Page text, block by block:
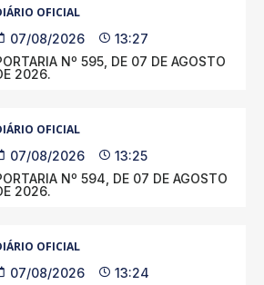
OFICIAL
07/08/2026
13:27
Nº 595, DE 07 DE AGOSTO
2026.
OFICIAL
07/08/2026
13:25
Nº 594, DE 07 DE AGOSTO
2026.
OFICIAL
07/08/2026
13:24